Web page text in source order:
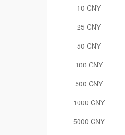
10 CNY
25 CNY
50 CNY
100 CNY
500 CNY
1000 CNY
5000 CNY